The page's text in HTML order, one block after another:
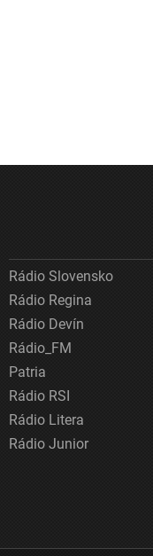
Rádio Slovensko
Rádio Regina
Rádio Devín
Rádio_FM
Patria
Rádio RSI
Rádio Litera
Rádio Junior